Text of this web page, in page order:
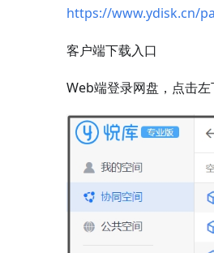
https://www.ydisk.cn/
客户端下载入口
Web端登录网盘，点击